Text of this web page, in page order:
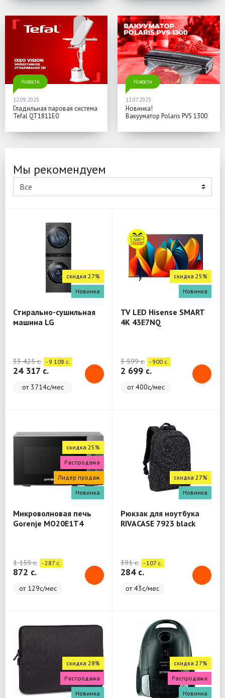
Новости
12.09.2025
Гладильная паровая система
Tefal QT1811E0
Новости
12.07.2025
Новинка!
Вакууматор Polaris PVS 1300
Мы рекомендуем
скидка 27%
Новинка
Стирально-сушильная
машина LG
33 425 c. - 9 108 c.
24 317 c.
от 3714с/мес
скидка 25%
Новинка
TV LED Hisense SMART
4K 43E7NQ
3 599 c. - 900 c.
2 699 c.
от 400с/мес
скидка 25%
Распродажа
Лидер продаж
Новинка
Микроволновая печь
Gorenje MO20E1T4
1 159 c. - 287 c.
872 c.
от 129с/мес
скидка 27%
Новинка
Рюкзак для ноутбука
RIVACASE 7923 black
391 c. - 107 c.
284 c.
от 43с/мес
скидка 28%
Распродажа
Новинка
скидка 27%
Распродажа
Новинка